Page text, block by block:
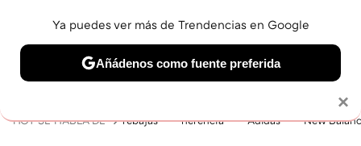
BELLEZA SHOPPING VIAJES GASTRO SNEAKERS
HOY SE HABLA DE rebajas herencia Adidas New
×
Ya puedes ver más de Trendencias en Google
Añádenos como fuente preferida